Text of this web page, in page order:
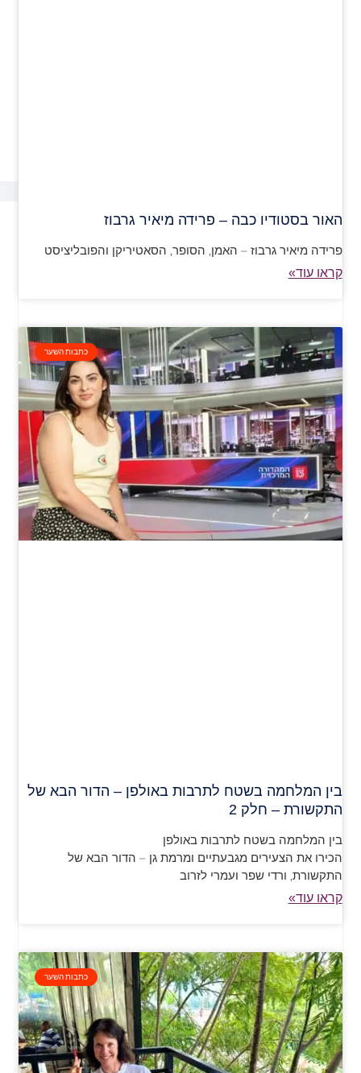
האור בסטודיו כבה – פרידה מיאיר גרבוז
פרידה מיאיר גרבוז – האמן, הסופר, הסאטיריקן והפובליציסט
קראו עוד»
כתבות השער
בין המלחמה בשטח לתרבות באולפן – הדור הבא של
התקשורת – חלק 2
בין המלחמה בשטח לתרבות באולפן
הכירו את הצעירים מגבעתיים ומרמת גן – הדור הבא של
התקשורת, ורדי שפר ועמרי לזרוב
קראו עוד»
כתבות השער